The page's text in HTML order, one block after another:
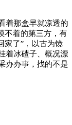
那盒早就凉透的
不着的第三方，有
家了”，以古为镜
着冰碴子、概况漂
办办事，找的不是